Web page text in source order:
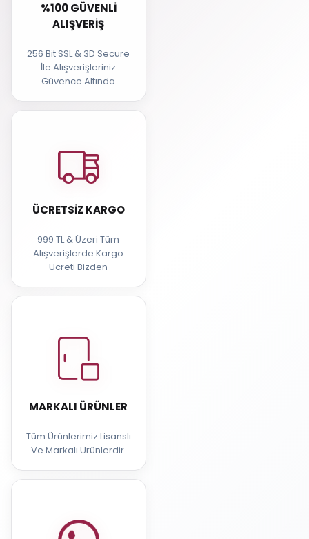
%100 GÜVENLI
ALIŞVERIŞ
256 Bit SSL & 3D Secure
İle Alışverişleriniz
Güvence Altında
ÜCRETSIZ KARGO
999 TL & Üzeri Tüm
Alışverişlerde Kargo
Ücreti Bizden
MARKALI ÜRÜNLER
Tüm Ürünlerimiz Lisanslı
Ve Markalı Ürünlerdir.